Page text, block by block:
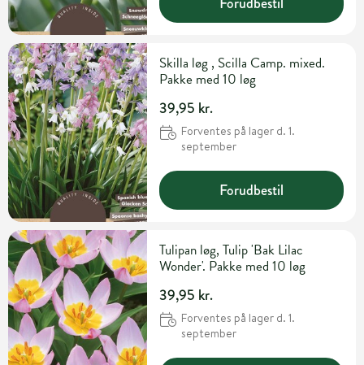
Skilla løg , Scilla Camp. mixed.
Pakke med 10 løg
39,95 kr.
Forventes på lager d. 1.
september
Forudbestil
Tulipan løg, Tulip 'Bak Lilac
Wonder'. Pakke med 10 løg
39,95 kr.
Forventes på lager d. 1.
september